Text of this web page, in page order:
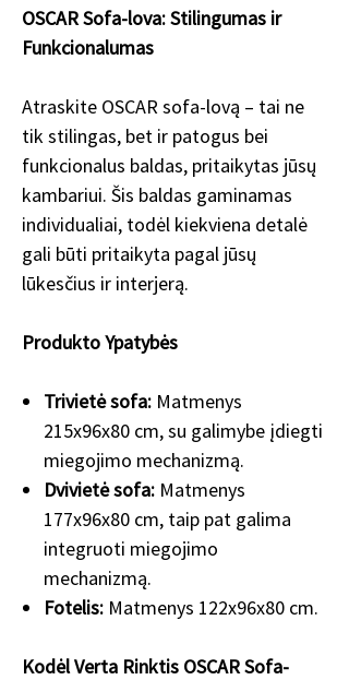
OSCAR Sofa-lova: Stilingumas ir
Funkcionalumas
Atraskite OSCAR sofa-lovą – tai ne
tik stilingas, bet ir patogus bei
funkcionalus baldas, pritaikytas jūsų
kambariui. Šis baldas gaminamas
individualiai, todėl kiekviena detalė
gali būti pritaikyta pagal jūsų
lūkesčius ir interjerą.
Produkto Ypatybės
Trivietė sofa: Matmenys
215x96x80 cm, su galimybe įdiegti
miegojimo mechanizmą.
Dvivietė sofa: Matmenys
177x96x80 cm, taip pat galima
integruoti miegojimo
mechanizmą.
Fotelis: Matmenys 122x96x80 cm.
Kodėl Verta Rinktis OSCAR Sofa-